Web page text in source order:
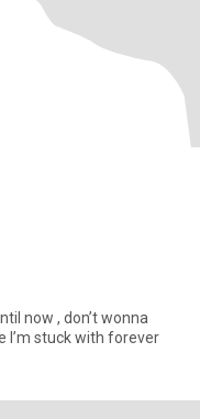
now , don’t wonna
I’m stuck with forever